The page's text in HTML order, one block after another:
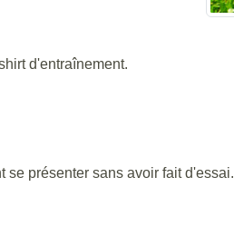
d'entraînement.
présenter sans avoir fait d'essai.